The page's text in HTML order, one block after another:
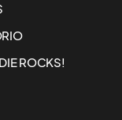
ROCKS!